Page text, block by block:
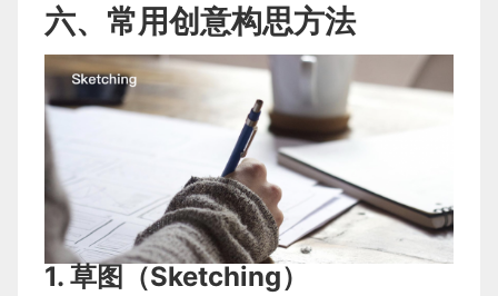
六、常用创意构思方法
1. 草图（Sketching）